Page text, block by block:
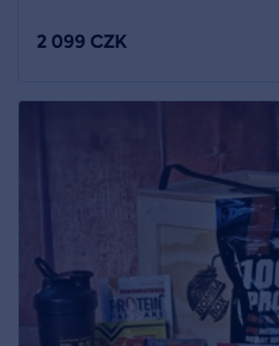
2 099 CZK